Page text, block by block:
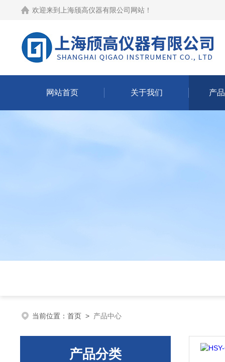
欢迎来到 上海颀高仪器有限公司网站 ！
网站首页 关于我们 产
当前位置： 首页 > 产品中心
产品分类